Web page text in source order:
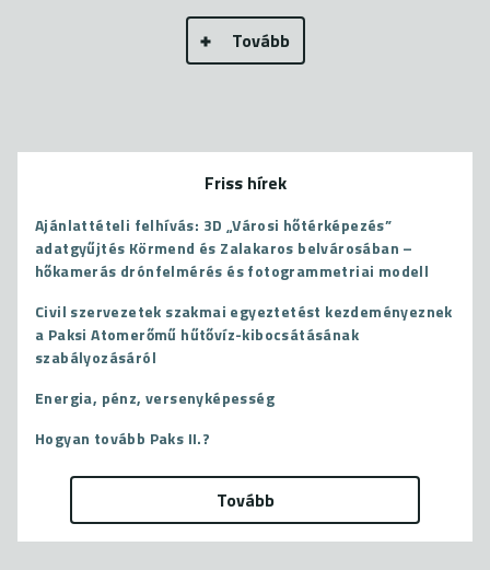
Tovább
Friss hírek
Ajánlattételi felhívás: 3D „Városi hőtérképezés”
adatgyűjtés Körmend és Zalakaros belvárosában –
hőkamerás drónfelmérés és fotogrammetriai modell
Civil szervezetek szakmai egyeztetést kezdeményeznek
a Paksi Atomerőmű hűtővíz-kibocsátásának
szabályozásáról
Energia, pénz, versenyképesség
Hogyan tovább Paks II.?
Tovább